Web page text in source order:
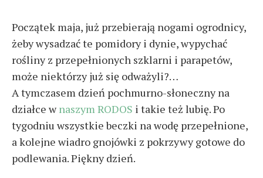
Początek maja, już przebierają nogami ogrodnicy,
żeby wysadzać te pomidory i dynie, wypychać
rośliny z przepełnionych szklarni i parapetów,
może niektórzy już się odważyli?…
A tymczasem dzień pochmurno-słoneczny na
działce wnaszym RODOS i takie też lubię. Po
tygodniu wszystkie beczki na wodę przepełnione,
a kolejne wiadro gnojówki z pokrzywy gotowe do
podlewania. Piękny dzień.